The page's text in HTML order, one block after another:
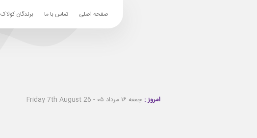
صفحه اصلی تماس با ما برندگان کولاک
امروز : جمعه ۱۶ مرداد ۰۵ - Friday 7th August 26